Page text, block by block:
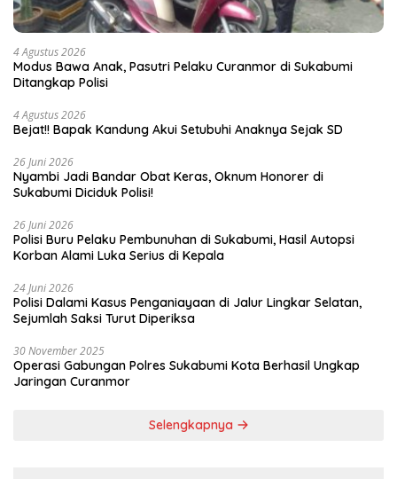
4 Agustus 2026
Modus Bawa Anak, Pasutri Pelaku Curanmor di Sukabumi
Ditangkap Polisi
4 Agustus 2026
Bejat!! Bapak Kandung Akui Setubuhi Anaknya Sejak SD
26 Juni 2026
Nyambi Jadi Bandar Obat Keras, Oknum Honorer di
Sukabumi Diciduk Polisi!
26 Juni 2026
Polisi Buru Pelaku Pembunuhan di Sukabumi, Hasil Autopsi
Korban Alami Luka Serius di Kepala
24 Juni 2026
Polisi Dalami Kasus Penganiayaan di Jalur Lingkar Selatan,
Sejumlah Saksi Turut Diperiksa
30 November 2025
Operasi Gabungan Polres Sukabumi Kota Berhasil Ungkap
Jaringan Curanmor
Selengkapnya